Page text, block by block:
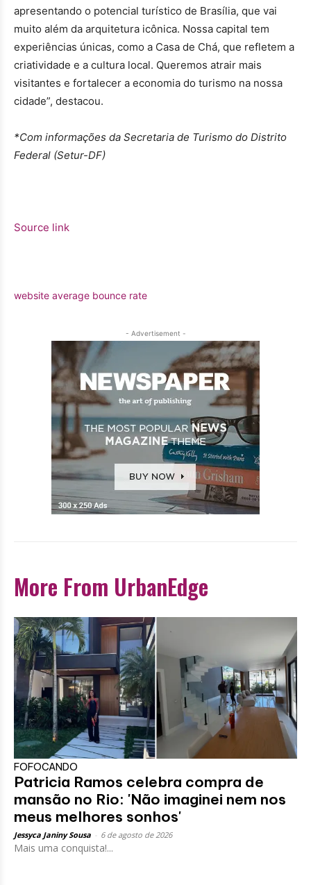
apresentando o potencial turístico de Brasília, que vai
muito além da arquitetura icônica. Nossa capital tem
experiências únicas, como a Casa de Chá, que refletem a
criatividade e a cultura local. Queremos atrair mais
visitantes e fortalecer a economia do turismo na nossa
cidade”, destacou.
*Com informações da Secretaria de Turismo do Distrito
Federal (Setur-DF)
Source link
website average bounce rate
- Advertisement -
More From UrbanEdge
FOFOCANDO
Patricia Ramos celebra compra de
mansão no Rio: 'Não imaginei nem nos
meus melhores sonhos'
Jessyca Janiny Sousa 6 de agosto de 2026
Mais uma conquista!...